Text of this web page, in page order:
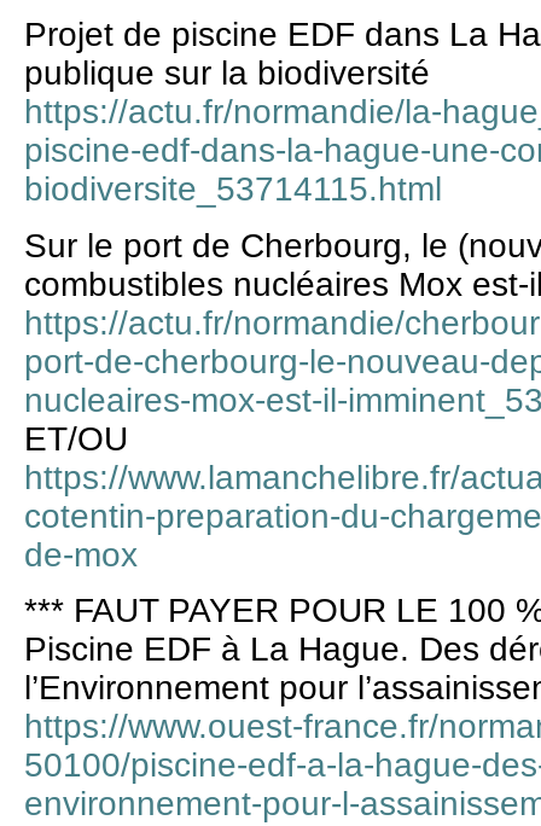
Projet de piscine EDF dans La
publique sur la biodiversité
https://actu.fr/normandie/la-
piscine-edf-dans-la-hague-une-
biodiversite_53714115.html
Sur le port de Cherbourg, le
combustibles nucléaires Mox est-
https://actu.fr/normandie/
port-de-cherbourg-le-nouveau-
nucleaires-mox-est-il-
ET/OU
https://www.lamanchelibre.fr/
cotentin-preparation-du-
de-mox
*** FAUT PAYER POUR LE 100
Piscine EDF à La Hague. Des
l’Environnement pour
https://www.ouest-france.fr/
50100/piscine-edf-a-la-hague-
environnement-pour-l-